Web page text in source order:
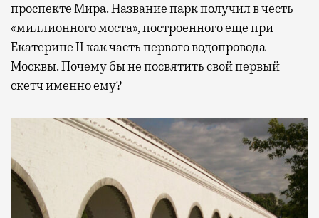
проспекте Мира. Название парк получил в честь
«миллионного моста», построенного еще при
Екатерине II как часть первого водопровода
Москвы. Почему бы не посвятить свой первый
скетч именно ему?